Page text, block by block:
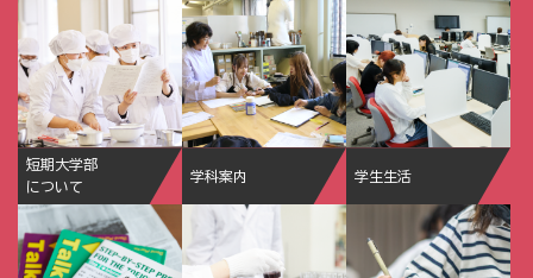
短期大学部
について
学科案内 学生生活